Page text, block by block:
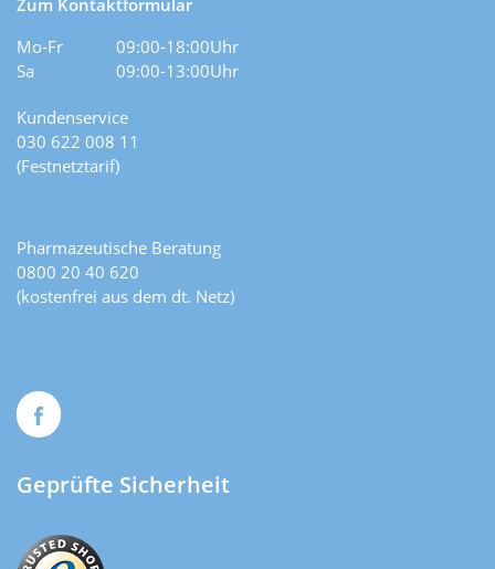
Mo-Fr
09:00-18:00Uhr
Sa
09:00-13:00Uhr
Kundenservice
030 622 008 11
(Festnetztarif)
Pharmazeutische Beratung
0800 20 40 620
(kostenfrei aus dem dt. Netz)
Geprüfte Sicherheit